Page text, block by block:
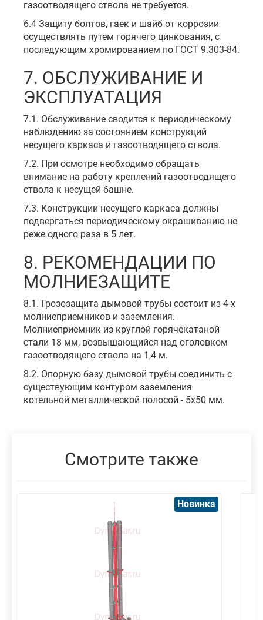
газоотводящего ствола не требуется.
6.4 Защиту болтов, гаек и шайб от коррозии
осуществлять путем горячего цинкования, с
последующим хромированием по ГОСТ 9.303-84.
7. ОБСЛУЖИВАНИЕ И
ЭКСПЛУАТАЦИЯ
7.1. Обслуживание сводится к периодическому
наблюдению за состоянием конструкций
несущего каркаса и газоотводящего ствола.
7.2. При осмотре необходимо обращать
внимание на работу креплений газоотводящего
ствола к несущей башне.
7.3. Конструкции несущего каркаса должны
подвергаться периодическому окрашиванию не
реже одного раза в 5 лет.
8. РЕКОМЕНДАЦИИ ПО
МОЛНИЕЗАЩИТЕ
8.1. Грозозащита дымовой трубы состоит из 4-х
молниеприемников и заземления.
Молниеприемник из круглой горячекатаной
стали 18 мм, возвышающийся над оголовком
газоотводящего ствола на 1,4 м.
8.2. Опорную базу дымовой трубы соединить с
существующим контуром заземления
котельной металлической полосой - 5х50 мм.
Смотрите также
Новинка